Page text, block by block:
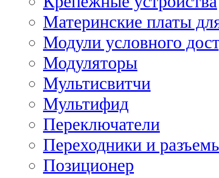
Материнские платы
Модули условного
Модуляторы
Мультисвитчи
Мультифид
Переключатели
Переходники и
Позиционер